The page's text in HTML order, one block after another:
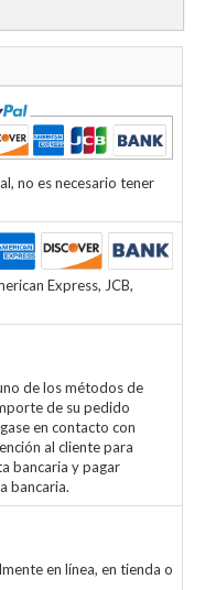
no es necesario tener
Express, JCB,
de los métodos de
de su pedido
en contacto con
al cliente para
bancaria y pagar
bancaria.
en línea, en tienda o